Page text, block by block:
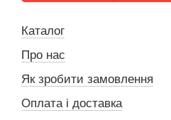
Каталог
Про нас
Як зробити замовлення
Оплата і доставка